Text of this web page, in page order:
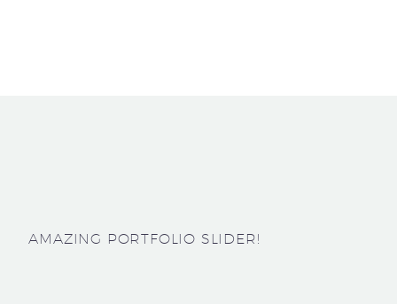
AMAZING PORTFOLIO SLIDER!